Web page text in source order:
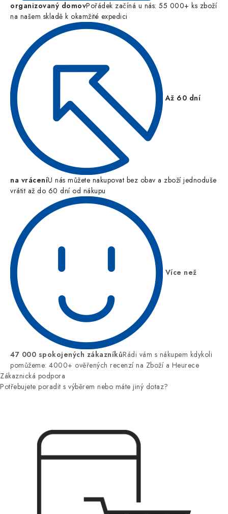
organizovaný domovPořádek začíná u nás: 55 000+ ks zboží
na našem skladě k okamžité expedici
Až 60 dní
na vráceníU nás můžete nakupovat bez obav a zboží jednoduše
vrátit až do 60 dní od nákupu
Více než
47 000 spokojených zákazníkůRádi vám s nákupem kdykoli
pomůžeme: 4000+ ověřených recenzí na Zboží a Heurece
Zákaznická podpora
Potřebujete poradit s výběrem nebo máte jiný dotaz?